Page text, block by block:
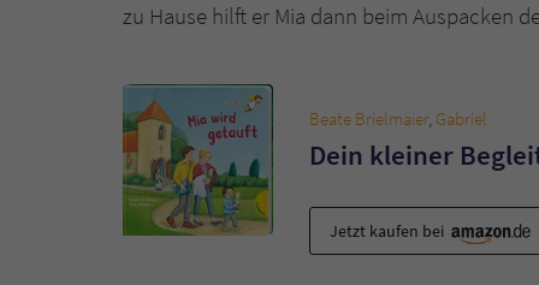
zu Hause hilft er Mia dann beim Auspacken
Beate Brielmaier, Gabriel
Dein kleiner
Jetzt kaufen bei